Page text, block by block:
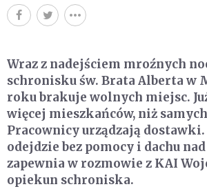
Wraz z nadejściem mroźnych
schronisku św. Brata Alberta w
roku brakuje wolnych miejsc.
więcej mieszkańców, niż
Pracownicy urządzają
odejdzie bez pomocy i dachu
zapewnia w rozmowie z KAI
opiekun schroniska.